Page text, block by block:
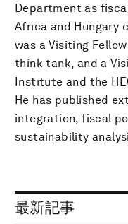
Department as
Africa and Hungary
was a Visiting
think tank, and a
Institute and the
He has published
integration, fiscal
sustainability
最新記事